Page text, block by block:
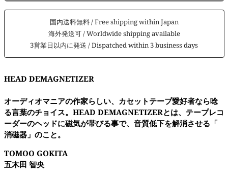
国内送料無料 / Free shipping within Japan
海外発送可 / Worldwide shipping available
3営業日以内に発送 / Dispatched within 3 business days
HEAD DEMAGNETIZER
オーディオマニアの作家らしい、カセットテープ愛好者なら唸
る言葉のチョイス。HEAD DEMAGNETIZERとは、テープレコ
ーダーのヘッドに磁気が帯びる事で、音質低下を解消させる「
消磁器」のこと。
TOMOO GOKITA
五木田 智央